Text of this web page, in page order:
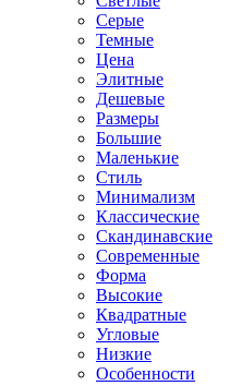
Серые
Темные
Цена
Элитные
Дешевые
Размеры
Большие
Маленькие
Стиль
Минимализм
Классические
Скандинавские
Современные
Форма
Высокие
Квадратные
Угловые
Низкие
Особенности